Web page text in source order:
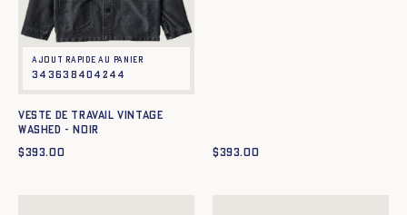
Ajout rapide au panier
34 3638 40 42 44
Veste de travail Vintage
Washed - NOIR
$393.00 $393.00